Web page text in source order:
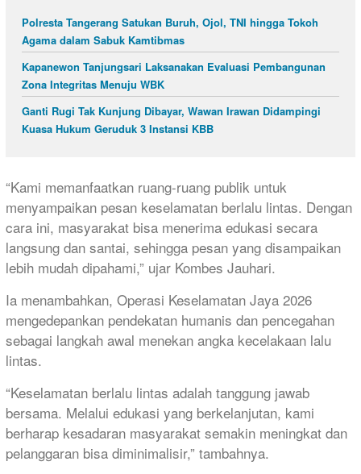
Polresta Tangerang Satukan Buruh, Ojol, TNI hingga Tokoh
Agama dalam Sabuk Kamtibmas
Kapanewon Tanjungsari Laksanakan Evaluasi Pembangunan
Zona Integritas Menuju WBK
Ganti Rugi Tak Kunjung Dibayar, Wawan Irawan Didampingi
Kuasa Hukum Geruduk 3 Instansi KBB
“Kami memanfaatkan ruang-ruang publik untuk
menyampaikan pesan keselamatan berlalu lintas. Dengan
cara ini, masyarakat bisa menerima edukasi secara
langsung dan santai, sehingga pesan yang disampaikan
lebih mudah dipahami,” ujar Kombes Jauhari.
Ia menambahkan, Operasi Keselamatan Jaya 2026
mengedepankan pendekatan humanis dan pencegahan
sebagai langkah awal menekan angka kecelakaan lalu
lintas.
“Keselamatan berlalu lintas adalah tanggung jawab
bersama. Melalui edukasi yang berkelanjutan, kami
berharap kesadaran masyarakat semakin meningkat dan
pelanggaran bisa diminimalisir,” tambahnya.